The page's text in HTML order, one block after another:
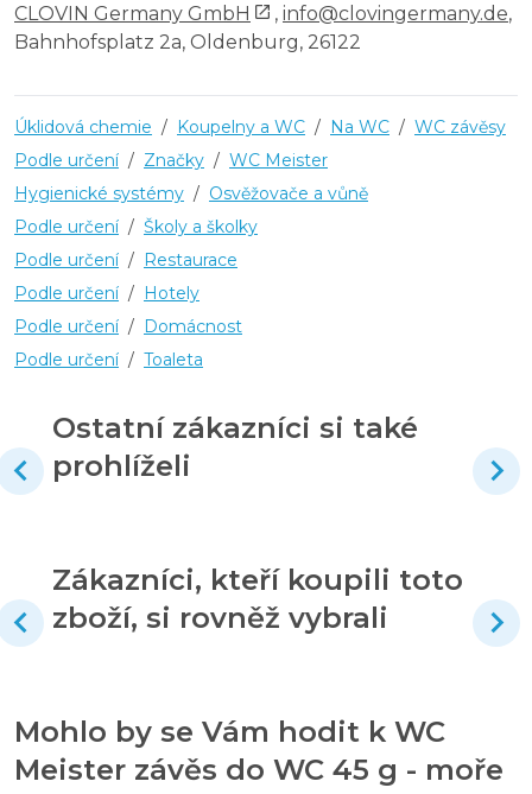
CLOVIN Germany GmbH , info@clovingermany.de,
Bahnhofsplatz 2a, Oldenburg, 26122
Úklidová chemie / Koupelny a WC / Na WC / WC závěsy
Podle určení / Značky / WC Meister
Hygienické systémy / Osvěžovače a vůně
Podle určení / Školy a školky
Podle určení / Restaurace
Podle určení / Hotely
Podle určení / Domácnost
Podle určení / Toaleta
Ostatní zákazníci si také
prohlíželi
Zákazníci, kteří koupili toto
zboží, si rovněž vybrali
Mohlo by se Vám hodit k WC
Meister závěs do WC 45 g - moře